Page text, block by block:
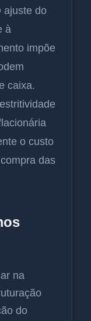
ajuste do
à
impõe
caixa.
o custo
das
na
do